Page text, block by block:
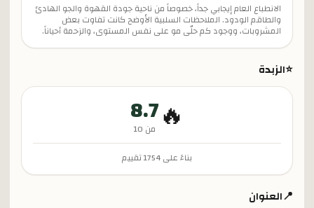
الانطباع العام إيجابي جداً، خصوصاً من ناحية جودة القهوة والجو الهادئ
والطاقم الودود. الملاحظات السلبية الأوضح كانت تفاوت بعض
المشروبات، ووجود كم حلّى مو على نفس المستوى، والزحمة أحياناً.
⭐الزبدة
🔥
8.7
من 10
بناءً على1754تقييم
📍العنوان